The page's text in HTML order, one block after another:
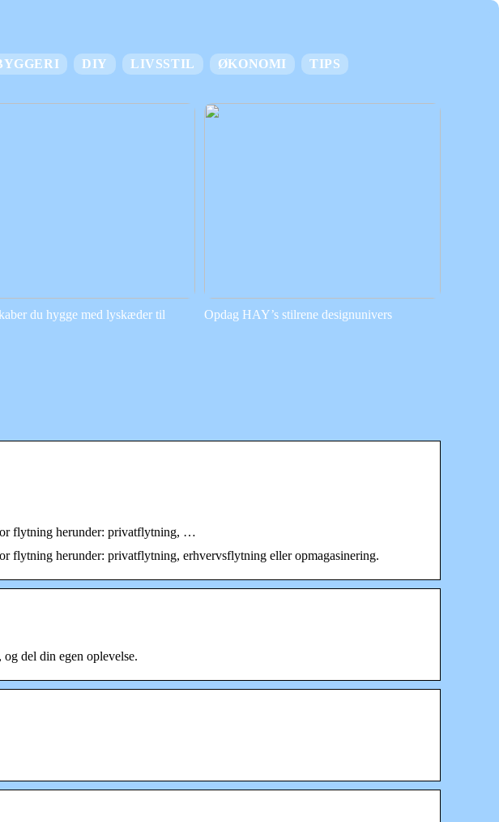
DIY LIVSSTIL ØKONOMI TIPS
du hygge med lyskæder til
Opdag HAY’s stilrene designunivers
flytning herunder: privatflytning, …
flytning herunder: privatflytning, erhvervsflytning eller opmagasinering.
del din egen oplevelse.